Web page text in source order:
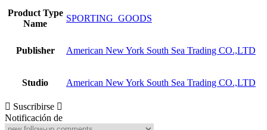
Product Type
Name
SPORTING_GOODS
Publisher American New York South Sea Trading CO.,LTD
Studio American New York South Sea Trading CO.,LTD
Suscribirse
Notificación de